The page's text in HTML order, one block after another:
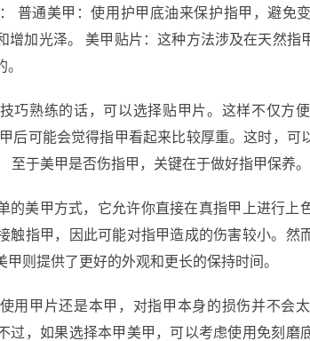
普通美甲：使用护甲底油来保护指甲，避免
增加光泽。 美甲贴片：这种方法涉及在天然指
巧熟练的话，可以选择贴甲片。这样不仅方
后可能会觉得指甲看起来比较厚重。这时，可
至于美甲是否伤指甲，关键在于做好指甲保养。
的美甲方式，它允许你直接在真指甲上进行上
触指甲，因此可能对指甲造成的伤害较小。然
则提供了更好的外观和更长的保持时间。
用甲片还是本甲，对指甲本身的损伤并不会
过，如果选择本甲美甲，可以考虑使用免刻磨